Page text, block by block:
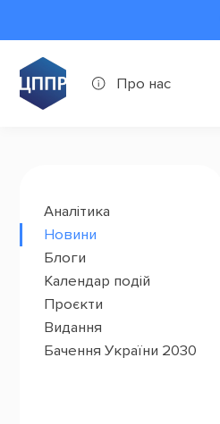
Про нас
Аналітика
Новини
Блоги
Календар подій
Проєкти
Видання
Бачення України 2030